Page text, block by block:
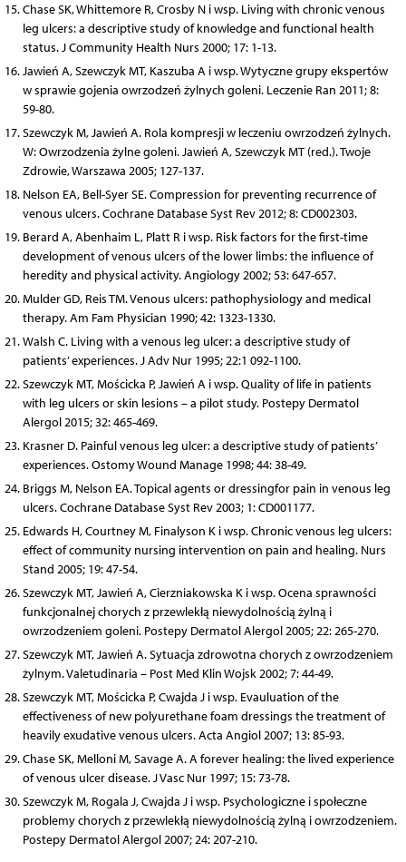
Chase SK, Whittemore R, Crosby N i wsp. Living with chronic venous
leg ulcers: a descriptive study of knowledge and functional health
status. J Community Health Nurs 2000; 17: 1-13.
Jawień A, Szewczyk MT, Kaszuba A i wsp. Wytyczne grupy ekspertów
w sprawie gojenia owrzodzeń żylnych goleni. Leczenie Ran 2011; 8:
59-80.
Szewczyk M, Jawień A. Rola kompresji w leczeniu owrzodzeń żylnych.
W: Owrzodzenia żylne goleni. Jawień A, Szewczyk MT (red.). Twoje
Zdrowie, Warszawa 2005; 127-137.
Nelson EA, Bell-Syer SE. Compression for preventing recurrence of
venous ulcers. Cochrane Database Syst Rev 2012; 8: CD002303.
Berard A, Abenhaim L, Platt R i wsp. Risk factors for the first-time
development of venous ulcers of the lower limbs: the influence of
heredity and physical activity. Angiology 2002; 53: 647-657.
Mulder GD, Reis TM. Venous ulcers: pathophysiology and medical
therapy. Am Fam Physician 1990; 42: 1323-1330.
Walsh C. Living with a venous leg ulcer: a descriptive study of
patients’ experiences. J Adv Nur 1995; 22:1 092-1100.
Szewczyk MT, Mościcka P, Jawień A i wsp. Quality of life in patients
with leg ulcers or skin lesions – a pilot study. Postepy Dermatol
Alergol 2015; 32: 465-469.
Krasner D. Painful venous leg ulcer: a descriptive study of patients’
experiences. Ostomy Wound Manage 1998; 44: 38-49.
Briggs M, Nelson EA. Topical agents or dressingfor pain in venous leg
ulcers. Cochrane Database Syst Rev 2003; 1: CD001177.
Edwards H, Courtney M, Finalyson K i wsp. Chronic venous leg ulcers:
effect of community nursing intervention on pain and healing. Nurs
Stand 2005; 19: 47-54.
Szewczyk MT, Jawień A, Cierzniakowska K i wsp. Ocena sprawności
funkcjonalnej chorych z przewlekłą niewydolnością żylną i
owrzodzeniem goleni. Postepy Dermatol Alergol 2005; 22: 265-270.
Szewczyk MT, Jawień A. Sytuacja zdrowotna chorych z owrzodzeniem
żylnym. Valetudinaria – Post Med Klin Wojsk 2002; 7: 44-49.
Szewczyk MT, Mościcka P, Cwajda J i wsp. Evauluation of the
effectiveness of new polyurethane foam dressings the treatment of
heavily exudative venous ulcers. Acta Angiol 2007; 13: 85-93.
Chase SK, Melloni M, Savage A. A forever healing: the lived experience
of venous ulcer disease. J Vasc Nur 1997; 15: 73-78.
Szewczyk M, Rogala J, Cwajda J i wsp. Psychologiczne i społeczne
problemy chorych z przewlekłą niewydolnością żylną i owrzodzeniem.
Postepy Dermatol Alergol 2007; 24: 207-210.